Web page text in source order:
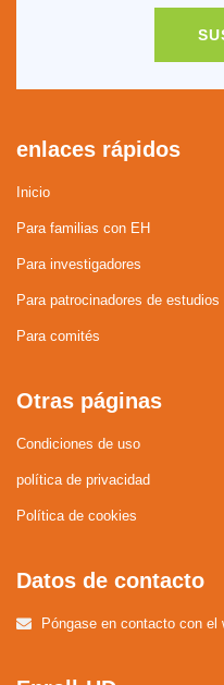
enlaces rápidos
Inicio
Para familias con EH
Para investigadores
Para patrocinadores de
Para comités
Otras páginas
Condiciones de uso
política de privacidad
Política de cookies
Datos de contacto
Póngase en contacto con el